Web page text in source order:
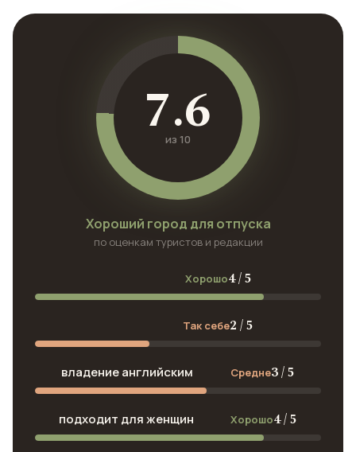
7.6
из 10
Хороший город для отпуска
по оценкам туристов и редакции
Хорошо4 / 5
Так себе2 / 5
владение английским Средне3 / 5
подходит для женщин Хорошо4 / 5